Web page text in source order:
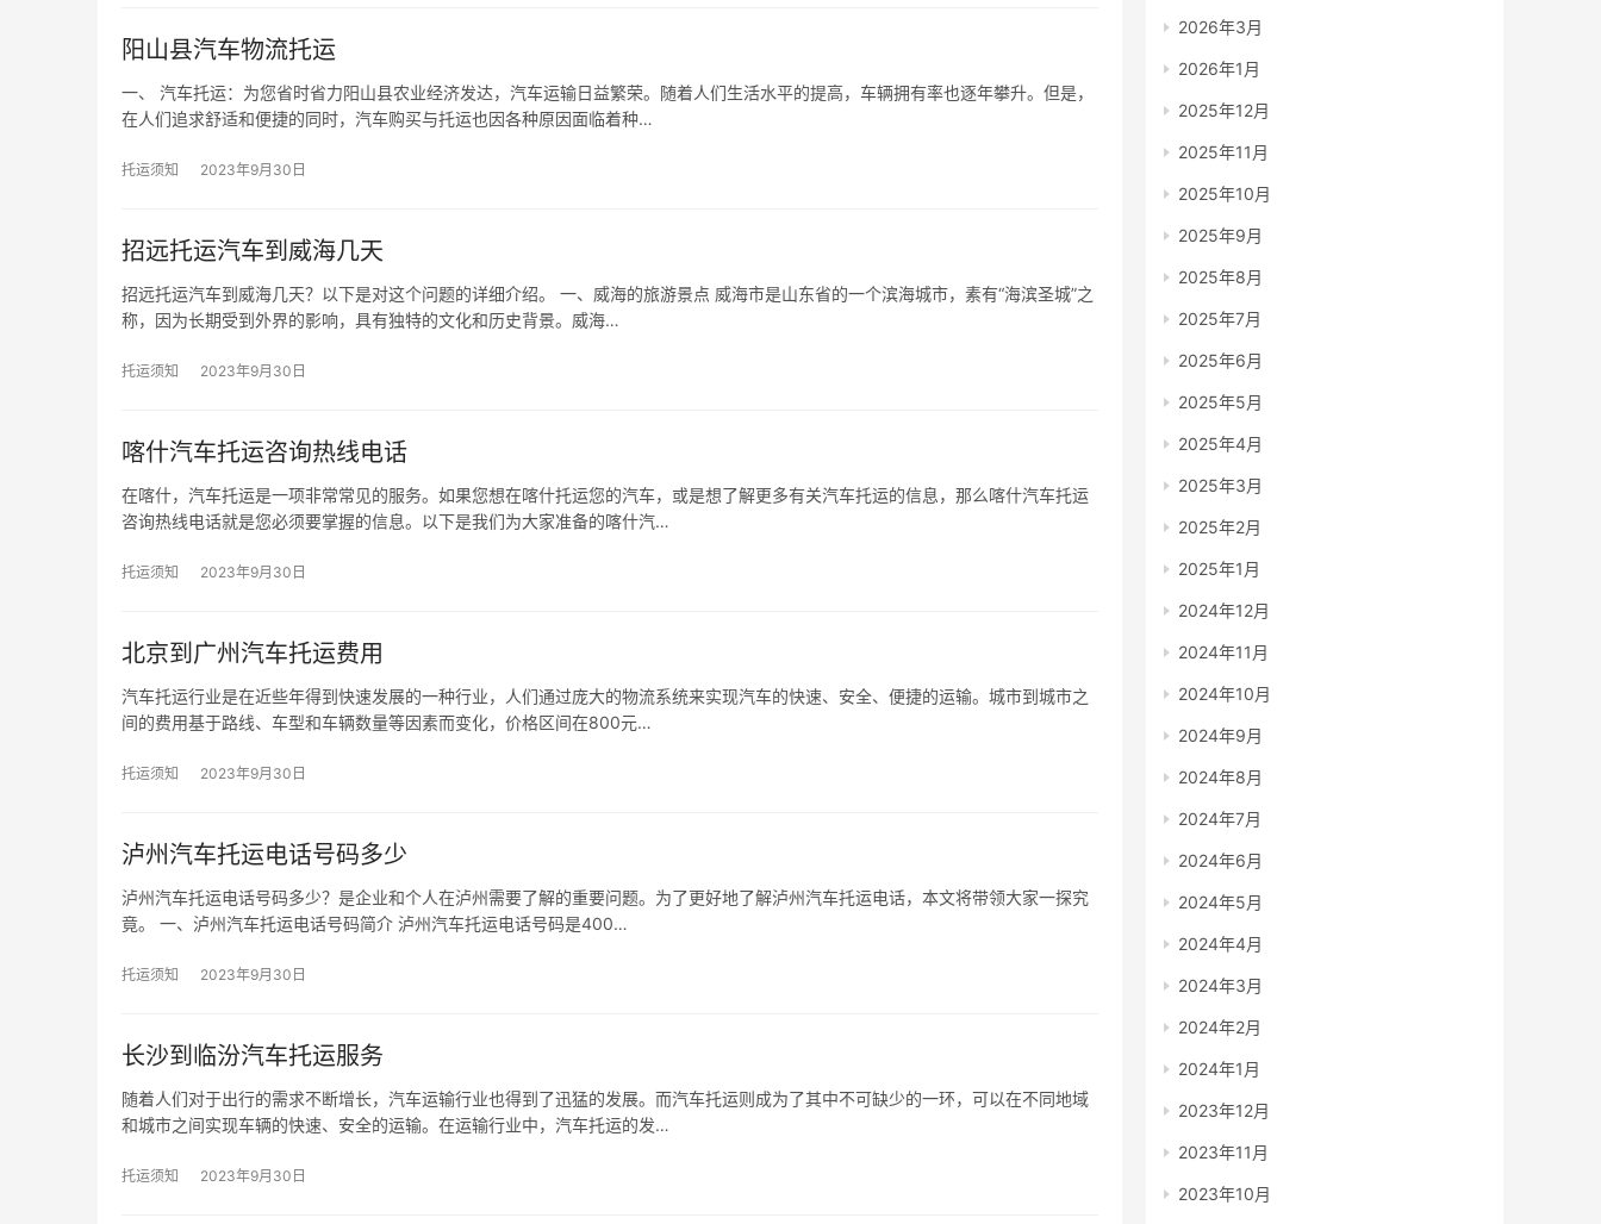
阳山县汽车物流托运
一、 汽车托运：为您省时省力阳山县农业经济发达，汽车运输日益繁荣。随着人们生活水平的提高，车辆拥有率也逐年攀升。但是，
在人们追求舒适和便捷的同时，汽车购买与托运也因各种原因面临着种…
托运须知 2023年9月30日
招远托运汽车到威海几天
招远托运汽车到威海几天？以下是对这个问题的详细介绍。 一、威海的旅游景点 威海市是山东省的一个滨海城市，素有“海滨圣城”之
称，因为长期受到外界的影响，具有独特的文化和历史背景。威海…
托运须知 2023年9月30日
喀什汽车托运咨询热线电话
在喀什，汽车托运是一项非常常见的服务。如果您想在喀什托运您的汽车，或是想了解更多有关汽车托运的信息，那么喀什汽车托运
咨询热线电话就是您必须要掌握的信息。以下是我们为大家准备的喀什汽…
托运须知 2023年9月30日
北京到广州汽车托运费用
汽车托运行业是在近些年得到快速发展的一种行业，人们通过庞大的物流系统来实现汽车的快速、安全、便捷的运输。城市到城市之
间的费用基于路线、车型和车辆数量等因素而变化，价格区间在800元…
托运须知 2023年9月30日
泸州汽车托运电话号码多少
泸州汽车托运电话号码多少？是企业和个人在泸州需要了解的重要问题。为了更好地了解泸州汽车托运电话，本文将带领大家一探究
竟。 一、泸州汽车托运电话号码简介 泸州汽车托运电话号码是400…
托运须知 2023年9月30日
长沙到临汾汽车托运服务
随着人们对于出行的需求不断增长，汽车运输行业也得到了迅猛的发展。而汽车托运则成为了其中不可缺少的一环，可以在不同地域
和城市之间实现车辆的快速、安全的运输。在运输行业中，汽车托运的发…
托运须知 2023年9月30日
2026年3月
2026年1月
2025年12月
2025年11月
2025年10月
2025年9月
2025年8月
2025年7月
2025年6月
2025年5月
2025年4月
2025年3月
2025年2月
2025年1月
2024年12月
2024年11月
2024年10月
2024年9月
2024年8月
2024年7月
2024年6月
2024年5月
2024年4月
2024年3月
2024年2月
2024年1月
2023年12月
2023年11月
2023年10月